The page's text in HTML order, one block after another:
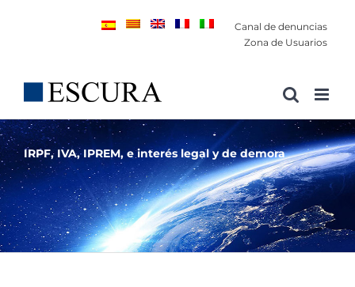
Canal de denuncias
Zona de Usuarios
IRPF, IVA, IPREM, e interés legal y de demora